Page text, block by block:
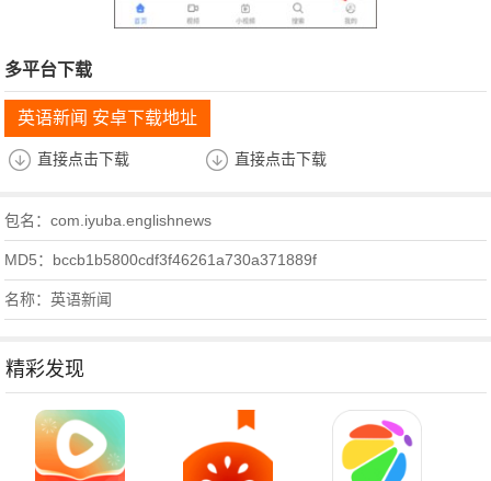
多平台下载
英语新闻 安卓下载地址
直接点击下载 直接点击下载
包名：com.iyuba.englishnews
MD5：bccb1b5800cdf3f46261a730a371889f
名称：英语新闻
精彩发现